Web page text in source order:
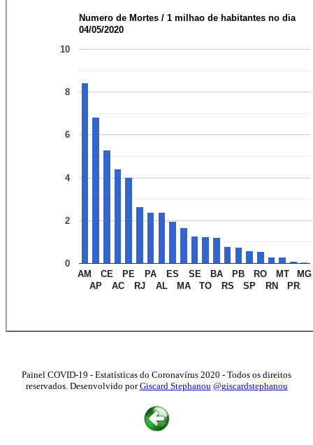
Numero de Mortes / 1 milhao de habitantes no dia
04/05/2020
AM
AP
CE
AC
PE
RJ
PA
AL
ES
MA
SE
TO
BA
RS
PB
SP
RO
RN
MT
PR
MG
0
2
4
6
8
10
Painel COVID-19 - Estatísticas do Coronavírus 2020 - Todos os direitos
reservados. Desenvolvido porGiscard Stephanou @giscardstephanou